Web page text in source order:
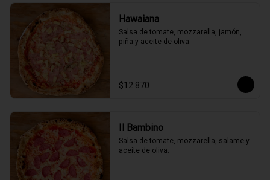
Hawaiana
Salsa de tomate, mozzarella, jamón,
piña y aceite de oliva.
$12.870
Il Bambino
Salsa de tomate, mozzarella, salame y
aceite de oliva.